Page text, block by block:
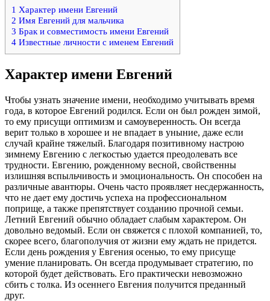
1 Характер имени Евгений
2 Имя Евгений для мальчика
3 Брак и совместимость имени Евгений
4 Известные личности с именем Евгений
Характер имени Евгений
Чтобы узнать значение имени, необходимо учитывать время
года, в которое Евгений родился. Если он был рожден зимой,
то ему присущи оптимизм и самоуверенность. Он всегда
верит только в хорошее и не впадает в уныние, даже если
случай крайне тяжелый. Благодаря позитивному настрою
зимнему Евгению с легкостью удается преодолевать все
трудности. Евгению, рожденному весной, свойственны
излишняя вспыльчивость и эмоциональность. Он способен на
различные авантюры. Очень часто проявляет несдержанность,
что не дает ему достичь успеха на профессиональном
поприще, а также препятствует созданию прочной семьи.
Летний Евгений обычно обладает слабым характером. Он
довольно ведомый. Если он свяжется с плохой компанией, то,
скорее всего, благополучия от жизни ему ждать не придется.
Если день рождения у Евгения осенью, то ему присуще
умение планировать. Он всегда продумывает стратегию, по
которой будет действовать. Его практически невозможно
сбить с толка. Из осеннего Евгения получится преданный
друг.